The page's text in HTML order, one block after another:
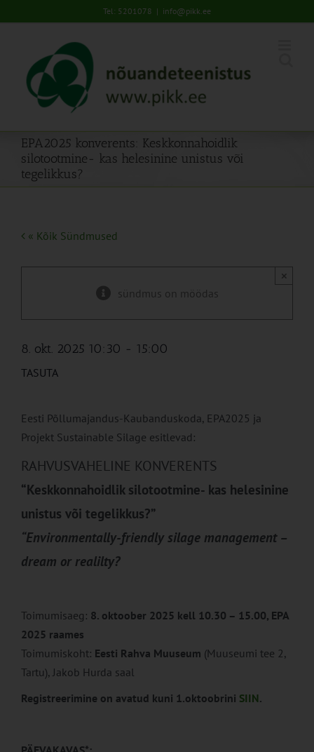
to
Tel: 5201078 | info@pikk.ee
EPA2025 konverents: Keskkonnahoidlik
silotootmine- kas helesinine unistus või
tegelikkus?
« Kõik Sündmused
sündmus on möödas
×
8. okt. 2025 10:30 - 15:00
TASUTA
Eesti Põllumajandus-Kaubanduskoda, EPA2025 ja
Projekt Sustainable Silage esitlevad:
RAHVUSVAHELINE KONVERENTS
“Keskkonnahoidlik silotootmine- kas helesinine
unistus või tegelikkus?”
“Environmentally-friendly silage management –
dream or realilty?
Toimumisaeg: 8. oktoober 2025 kell 10.30 – 15.00, EPA
2025 raames
Toimumiskoht: Eesti Rahva Muuseum (Muuseumi tee 2,
Tartu), Jakob Hurda saal
Registreerimine on avatud kuni 1.oktoobrini SIIN.